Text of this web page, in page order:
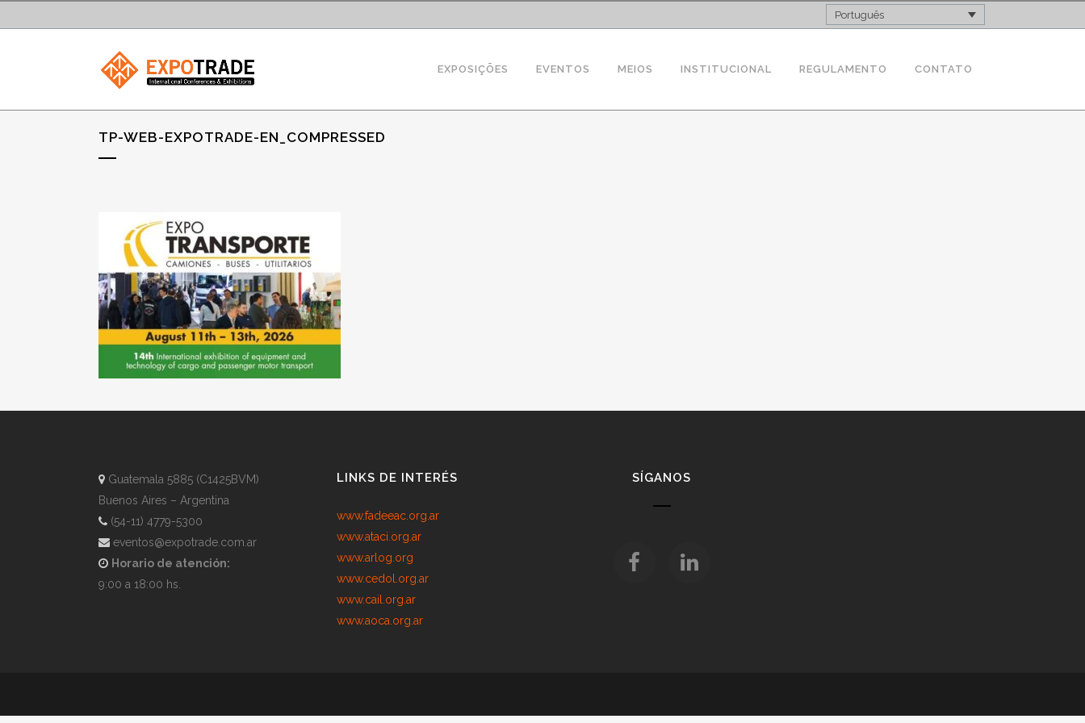
Português
EXPOSIÇÕES EVENTOS MEIOS INSTITUCIONAL REGULAMENTO CONTATO
TP-WEB-EXPOTRADE-EN_COMPRESSED
Guatemala 5885 (C1425BVM)
Buenos Aires – Argentina
(54-11) 4779-5300
eventos@expotrade.com.ar
Horario de atención:
9:00 a 18:00 hs.
LINKS DE INTERÉS
www.fadeeac.org.ar
www.ataci.org.ar
www.arlog.org
www.cedol.org.ar
www.cail.org.ar
www.aoca.org.ar
SÍGANOS